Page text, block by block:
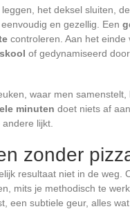
het deksel sluiten,
en gezellig. Een
controleren. Aan het einde
of gedynamiseerd
waar men samenstelt,
minuten doet niets af
lijkt.
zonder
resultaat niet in de weg.
mits je methodisch te
een subtiele geur, alles